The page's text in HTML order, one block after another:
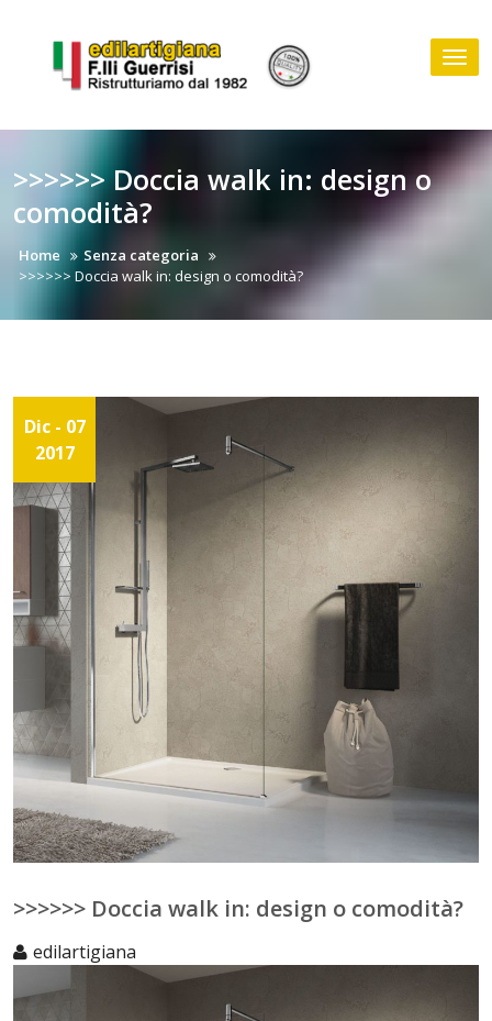
content
>>>>>> Doccia walk in: design o
comodità?
Home
Senza categoria
>>>>>> Doccia walk in: design o comodità?
Dic - 07
2017
>>>>>> Doccia walk in: design o comodità?
edilartigiana